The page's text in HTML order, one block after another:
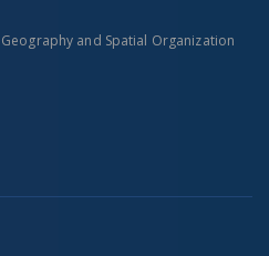
and Spatial Organization